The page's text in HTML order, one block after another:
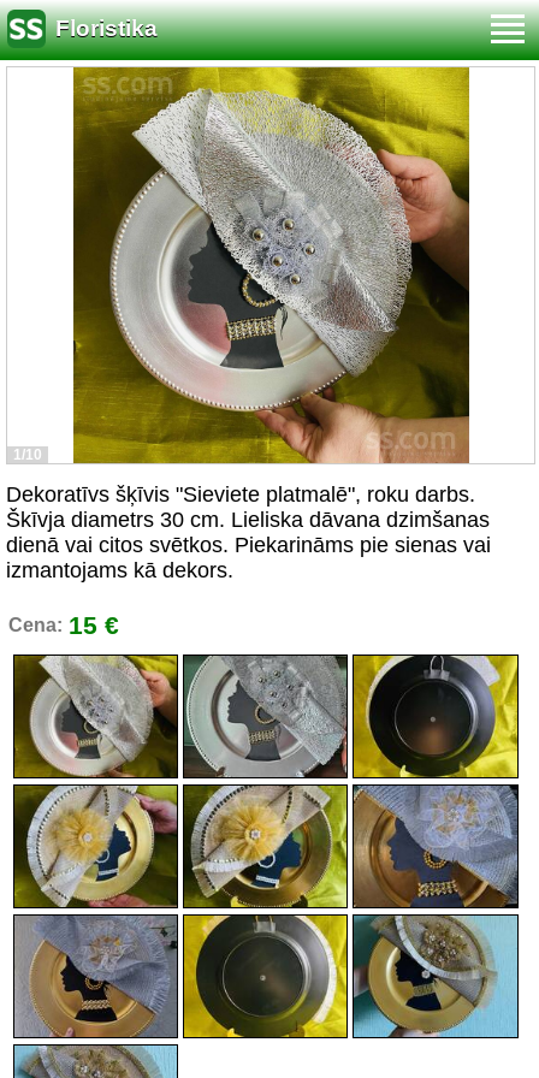
Floristika
1/10
Dekoratīvs šķīvis "Sieviete platmalē", roku darbs.
Škīvja diametrs 30 cm. Lieliska dāvana dzimšanas
dienā vai citos svētkos. Piekarināms pie sienas vai
izmantojams kā dekors.
Cena: 15 €